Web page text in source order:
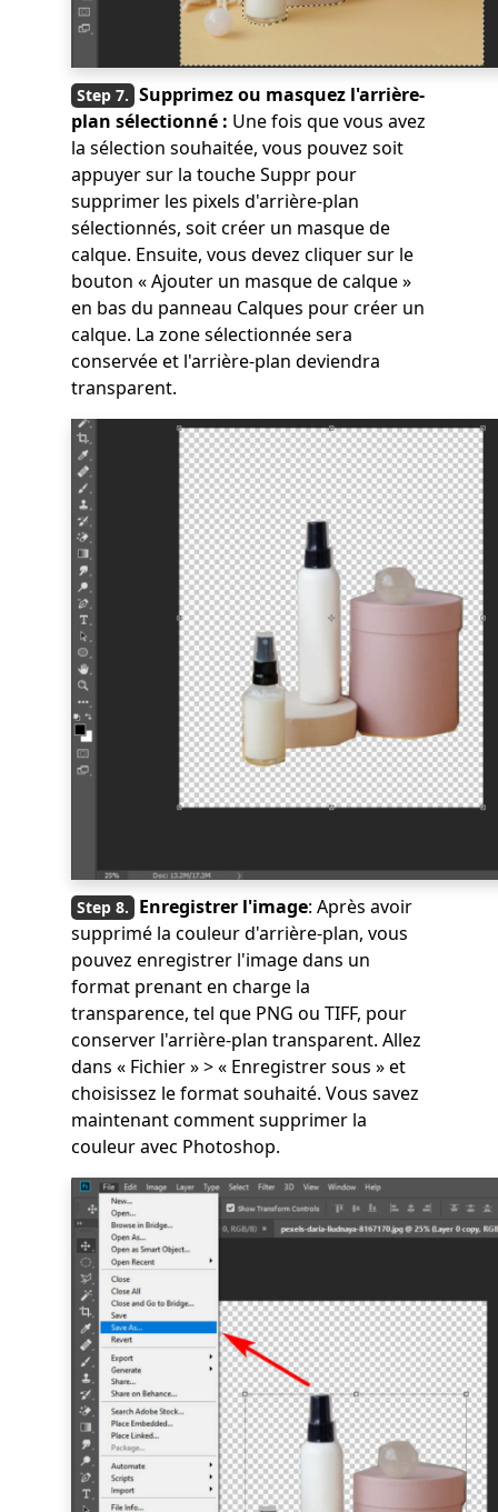
Supprimez ou masquez l'arrière-
plan sélectionné : Une fois que vous avez
la sélection souhaitée, vous pouvez soit
appuyer sur la touche Suppr pour
supprimer les pixels d'arrière-plan
sélectionnés, soit créer un masque de
calque. Ensuite, vous devez cliquer sur le
bouton « Ajouter un masque de calque »
en bas du panneau Calques pour créer un
calque. La zone sélectionnée sera
conservée et l'arrière-plan deviendra
transparent.
Enregistrer l'image: Après avoir
supprimé la couleur d'arrière-plan, vous
pouvez enregistrer l'image dans un
format prenant en charge la
transparence, tel que PNG ou TIFF, pour
conserver l'arrière-plan transparent. Allez
dans « Fichier » > « Enregistrer sous » et
choisissez le format souhaité. Vous savez
maintenant comment supprimer la
couleur avec Photoshop.